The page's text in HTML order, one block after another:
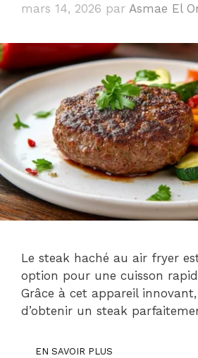
mars 14, 2026 par Asmae El
Le steak haché au air fryer
option pour une cuisson
Grâce à cet appareil
d’obtenir un steak
EN SAVOIR PLUS